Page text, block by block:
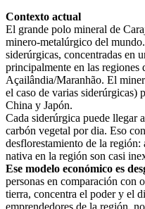
Contexto actual
El grande polo mineral de
minero-metalúrgico del
siderúrgicas, concentradas en
principalmente en las regiones
Açailândia/Maranhão. El
el caso de varias siderúrgicas)
China y Japón.
Cada siderúrgica puede llegar
carbón vegetal por dia. Eso
desflorestamiento de la región:
nativa en la región son casi
Ese modelo económico es
personas en comparación con
tierra, concentra el poder y el
emprendedores de la región,